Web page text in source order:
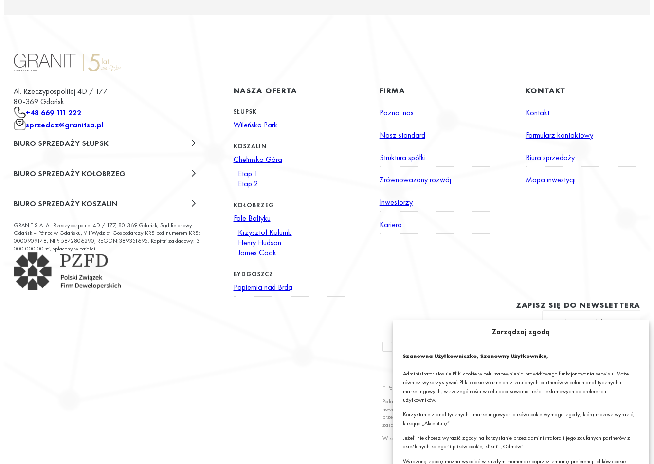
Zarządzaj zgodą
Szanowna Użytkowniczko, Szanowny Użytkowniku,
Administrator stosuje Pliki cookie w celu zapewnienia prawidłowego funkcjonowania serwisu. Może
również wykorzystywać Pliki cookie własne oraz zaufanych partnerów w celach analitycznych i
marketingowych, w szczególności w celu dopasowania treści reklamowych do preferencji
użytkowników.
Korzystanie z analitycznych i marketingowych plików cookie wymaga zgody, którą możesz wyrazić,
klikając „Akceptuję”.
Jeżeli nie chcesz wyrazić zgody na korzystanie przez administratora i jego zaufanych partnerów z
określonych kategorii plików cookie, kliknij „Odmów”.
Wyrażoną zgodę można wycofać w każdym momencie poprzez zmianę preferencji plików cookie.
Al. Rzeczypospolitej 4D / 177
80-369 Gdańsk
+48 669 111 222
sprzedaz@granitsa.pl
BIURO SPRZEDAŻY SŁUPSK
plac Władysława Broniewskiego 13/u2
BIURO SPRZEDAŻY KOŁOBRZEG
ul. Św. Wojciecha 6
BIURO SPRZEDAŻY KOSZALIN
ul. Chałubińskiego 9
GRANIT S.A. Al. Rzeczypospolitej 4D / 177, 80-369 Gdańsk, Sąd Rejonowy
Gdańsk – Północ w Gdańsku, VII Wydział Gospodarczy KRS pod numerem KRS:
0000909148, NIP: 5842806290, REGON:389351695. Kapitał zakładowy: 3
000 000,00 zł, opłacony w całości
NASZA OFERTA
SŁUPSK
Wileńska Park
KOSZALIN
Chełmska Góra
Etap 1
Etap 2
KOŁOBRZEG
Fale Bałtyku
Krzysztof Kolumb
Henry Hudson
James Cook
BYDGOSZCZ
Papiernia nad Brdą
FIRMA
Poznaj nas
Nasz standard
Struktura spółki
Zrównoważony rozwój
Inwestorzy
Kariera
KONTAKT
Kontakt
Formularz kontaktowy
Biura sprzedaży
Mapa inwestycji
ZAPISZ SIĘ DO NEWSLETTERA
newslettera z informacjami o ciekawych promocjach, produktach lub usługach GRANIT
* Pola obowiązkowe
Podając swój adres e-mail wyrażasz zgodę na otrzymywanie drogą elektroniczną, na podany adres e-mail,
newslettera z informacjami o ciekawych promocjach, produktach lub usługach GRANIT S.A. oraz zgodę na
przetwarzanie przez GRANIT S.A. Twoich danych osobowych w postaci tego adresu e-mail. Szczegółowe
zasady przetwarzania danych sprawdzisz w naszej „
W każdej chwili możesz zrezygnować z subskrybcji.
Czy chcesz,
oddzwonili?
TAK